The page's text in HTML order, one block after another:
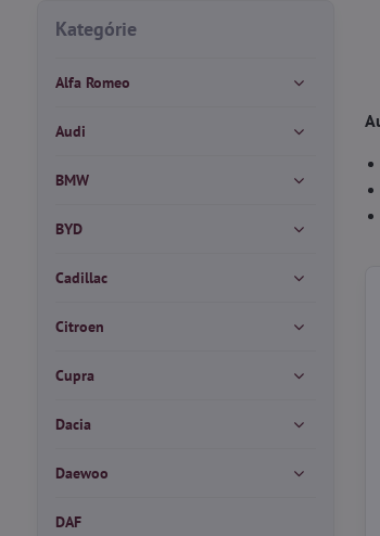
Kategórie
Alfa Romeo
Audi
BMW
BYD
Cadillac
Citroen
Cupra
Dacia
Daewoo
DAF